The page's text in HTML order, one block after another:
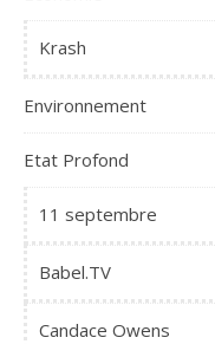
Krash
Environnement
Etat Profond
11 septembre
Babel.TV
Candace Owens